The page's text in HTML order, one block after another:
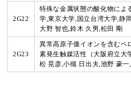
2G22
特殊な金属状態の酸化物によ
学,東京大学,国立台湾大学,静
大野 智也,鈴木 久男,松田 剛
2G23
異常高原子価イオンを含むペ
素発生触媒活性（大阪府立
松 晃彦,小槻 日出夫,池野 豪一